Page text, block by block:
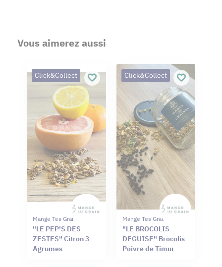
Vous aimerez aussi
Click&Collect
Mange Tes Graines
"LE PEP'S DES
ZESTES" Citron 3
Agrumes
Click&Collect
Mange Tes Graines
"LE BROCOLIS
DEGUISE" Brocolis
Poivre de Timur